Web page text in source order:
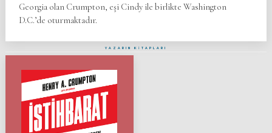
Georgia olan Crumpton, eşi Cindy ile birlikte Washington
D.C.’de oturmaktadır.
YAZARIN KİTAPLARI